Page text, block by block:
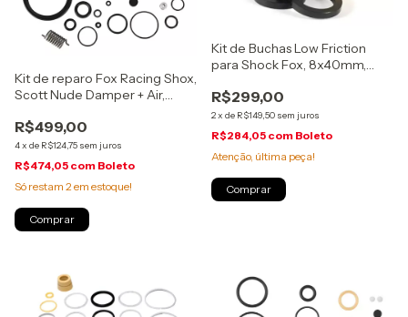
Kit de reparo Fox Racing Shox,
Scott Nude Damper + Air,
R$499,00
4x de R$124,75 sem juros
R$474,05 com Boleto
Só restam 2 em estoque!
Kit de Buchas Low Friction
para Shock Fox, 8x40mm,
R$299,00
2x de R$149,50 sem juros
R$284,05 com Boleto
Atenção, última peça!